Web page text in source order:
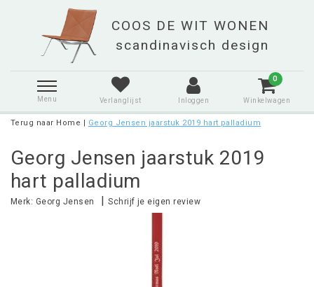
Menu Verlanglijst Inloggen
0
Winkelwagen
Terug naar Home | Georg Jensen jaarstuk 2019 hart palladium
Georg Jensen jaarstuk 2019
hart palladium
Merk: Georg Jensen |Schrijf je eigen review